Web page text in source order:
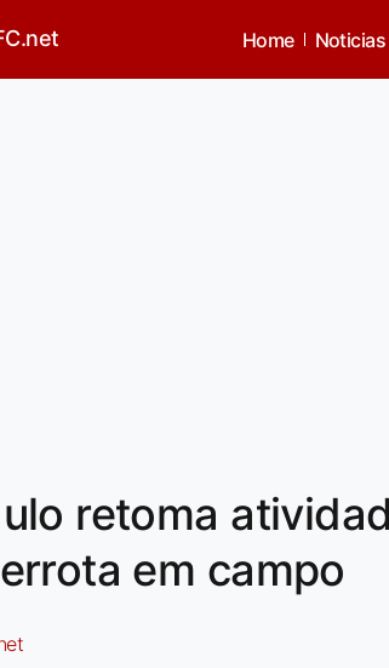
Home Noticias
retoma
em campo